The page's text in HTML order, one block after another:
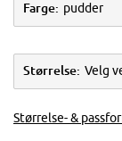
Farge: pudder
Størrelse: Velg
Størrelse- &